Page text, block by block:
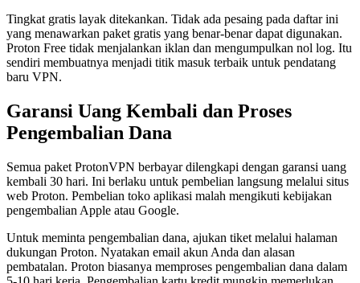
Tingkat gratis layak ditekankan. Tidak ada pesaing pada daftar ini
yang menawarkan paket gratis yang benar-benar dapat digunakan.
Proton Free tidak menjalankan iklan dan mengumpulkan nol log. Itu
sendiri membuatnya menjadi titik masuk terbaik untuk pendatang
baru VPN.
Garansi Uang Kembali dan Proses
Pengembalian Dana
Semua paket ProtonVPN berbayar dilengkapi dengan garansi uang
kembali 30 hari. Ini berlaku untuk pembelian langsung melalui situs
web Proton. Pembelian toko aplikasi malah mengikuti kebijakan
pengembalian Apple atau Google.
Untuk meminta pengembalian dana, ajukan tiket melalui halaman
dukungan Proton. Nyatakan email akun Anda dan alasan
pembatalan. Proton biasanya memproses pengembalian dana dalam